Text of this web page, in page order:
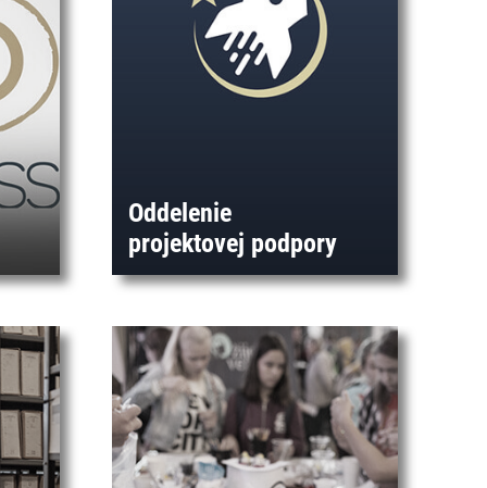
Oddelenie
projektovej podpory